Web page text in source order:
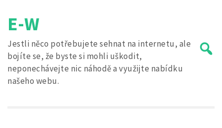
content
E-W
Jestli něco potřebujete sehnat na internetu, ale
bojíte se, že byste si mohli uškodit,
neponechávejte nic náhodě a využijte nabídku
našeho webu.